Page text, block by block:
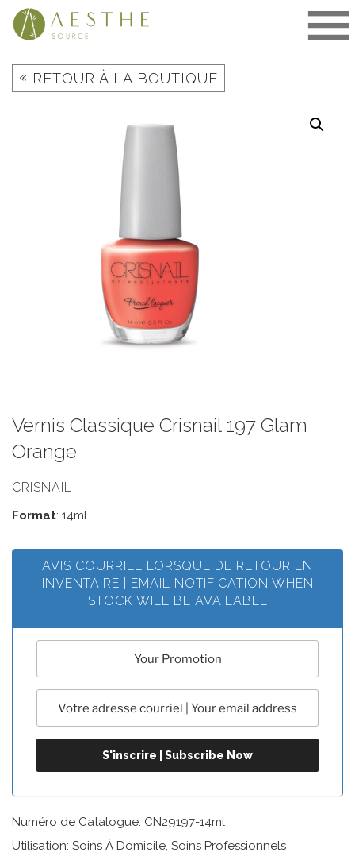
Aller
« RETOUR À LA BOUTIQUE
Vernis Classique Crisnail 197 Glam
Orange
CRISNAIL
Format: 14ml
AVIS COURRIEL LORSQUE DE RETOUR EN
INVENTAIRE | EMAIL NOTIFICATION WHEN
STOCK WILL BE AVAILABLE
Numéro de Catalogue: CN29197-14ml
Utilisation: Soins À Domicile, Soins Professionnels